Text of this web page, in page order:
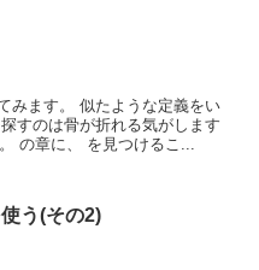
みます。 似たような定義をい
すのは骨が折れる気がします
の章に、 を見つけるこ...
う(その2)